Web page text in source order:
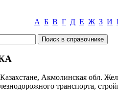
А Б В Г Д Е Ж З И
Акмолинская обл.
транспорта,